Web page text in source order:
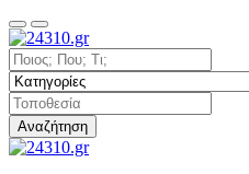
Αναζήτηση